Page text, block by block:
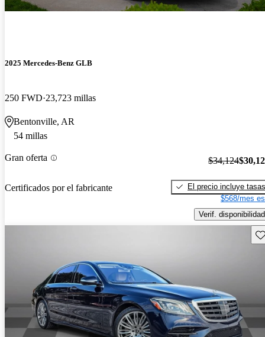
2025 Mercedes-Benz GLB
250 FWD 23,723 millas
Bentonville, AR
54 millas
Gran oferta
Certificados por el fabricante
$34,124
El precio incluye tasas
$568/mes
Verif. disponibilidad